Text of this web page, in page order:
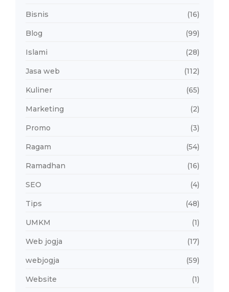
Bisnis (16)
Blog (99)
Islami (28)
Jasa web (112)
Kuliner (65)
Marketing (2)
Promo (3)
Ragam (54)
Ramadhan (16)
SEO (4)
Tips (48)
UMKM (1)
Web jogja (17)
webjogja (59)
Website (1)